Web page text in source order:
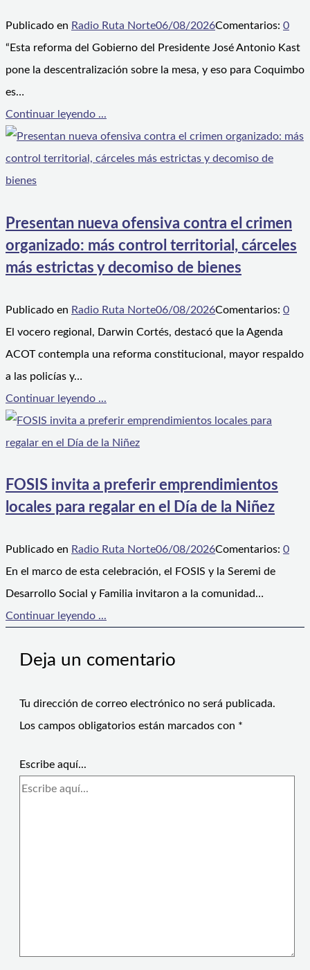
Publicado en Radio Ruta Norte06/08/2026Comentarios: 0
“Esta reforma del Gobierno del Presidente José Antonio Kast
pone la descentralización sobre la mesa, y eso para Coquimbo
es…
Continuar leyendo ...
Presentan nueva ofensiva contra el crimen
organizado: más control territorial, cárceles
más estrictas y decomiso de bienes
Publicado en Radio Ruta Norte06/08/2026Comentarios: 0
El vocero regional, Darwin Cortés, destacó que la Agenda
ACOT contempla una reforma constitucional, mayor respaldo
a las policías y…
Continuar leyendo ...
FOSIS invita a preferir emprendimientos
locales para regalar en el Día de la Niñez
Publicado en Radio Ruta Norte06/08/2026Comentarios: 0
En el marco de esta celebración, el FOSIS y la Seremi de
Desarrollo Social y Familia invitaron a la comunidad…
Continuar leyendo ...
Deja un comentario
Tu dirección de correo electrónico no será publicada.
Los campos obligatorios están marcados con *
Escribe aquí...